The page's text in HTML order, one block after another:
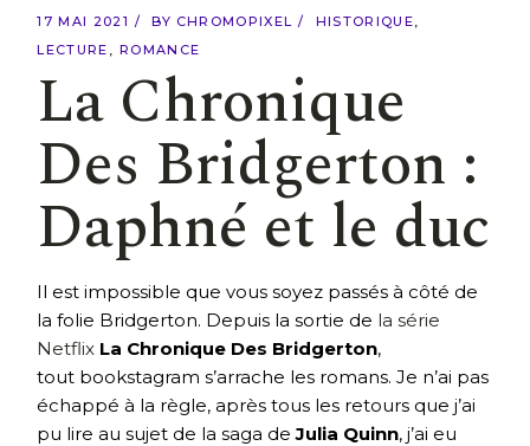
17 MAI 2021 BY CHROMOPIXEL
HISTORIQUE
LECTURE
ROMANCE
La Chronique
Des Bridgerton :
Daphné et le duc
Il est impossible que vous soyez passés à côté de
la folie Bridgerton. Depuis la sortie de la série
Netflix La Chronique Des Bridgerton,
tout bookstagram s’arrache les romans. Je n’ai pas
échappé à la règle, après tous les retours que j’ai
pu lire au sujet de la saga deJulia Quinn, j’ai eu